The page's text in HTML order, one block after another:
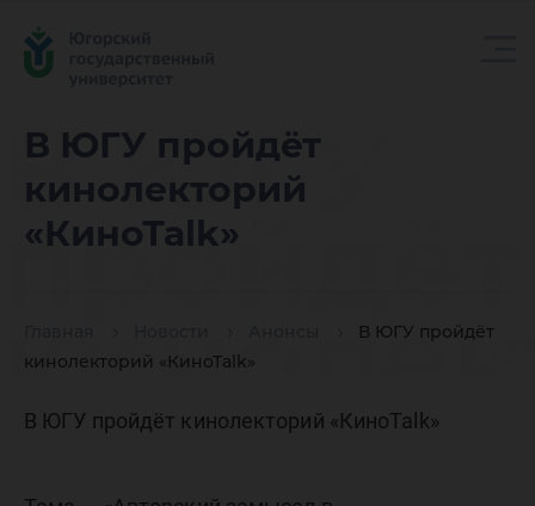
В ЮГУ пройдёт
кинолекторий
«КиноТаlk»
В ЮГУ пройдёт
кинолекторий «КиноТаlk»
В ЮГУ
пройдёт
В ЮГУ пройдёт кинолекторий «КиноТаlk»